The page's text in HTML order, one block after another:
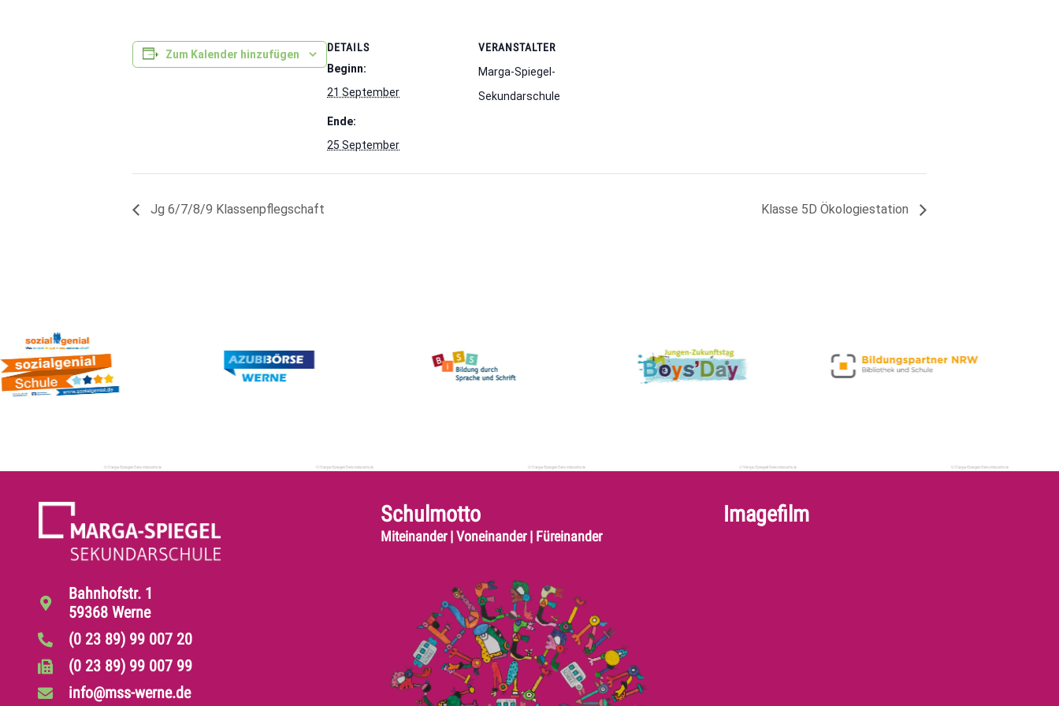
Zum Kalender hinzufügen
DETAILS
Beginn:
21 September
Ende:
25 September
VERANSTALTER
Marga-Spiegel-
Sekundarschule
Jg 6/7/8/9 Klassenpflegschaft Klasse 5D Ökologiestation
Bahnhofstr. 1
59368 Werne
(0 23 89) 99 007 20
(0 23 89) 99 007 99
info@mss-werne.de
Schulmotto
Miteinander | Voneinander | Füreinander
Imagefilm